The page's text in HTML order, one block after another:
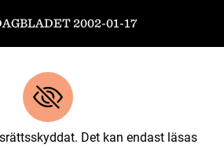
2002-01-17
Det kan endast läsas